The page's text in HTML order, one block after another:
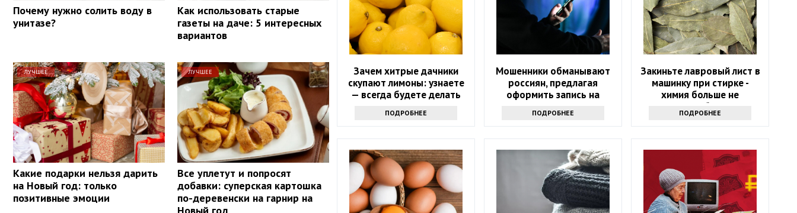
Почему нужно солить воду в
унитазе?
Как использовать старые
газеты на даче: 5 интересных
вариантов
ЛУЧШЕЕ
Какие подарки нельзя дарить
на Новый год: только
позитивные эмоции
ЛУЧШЕЕ
Все уплетут и попросят
добавки: суперская картошка
по-деревенски на гарнир на
Новый год
Зачем хитрые дачники
скупают лимоны: узнаете
— всегда будете делать
ПОДРОБНЕЕ
Мошенники обманывают
россиян, предлагая
оформить запись на
ПОДРОБНЕЕ
Закиньте лавровый лист в
машинку при стирке -
химия больше не
понадобится
ПОДРОБНЕЕ